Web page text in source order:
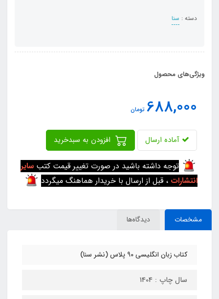
دسته : سنا
ویژگی‌های محصول
688,000 تومان
آماده ارسال
توجه داشته باشید در صورت تغییر قیمت کتب سایر
انتشارات ، قبل از ارسال با خریدار هماهنگ میگردد
مشخصات دیدگاه‌ها
کتاب زبان انگلیسی 90 پلاس (نشر سنا)
سال چاپ : 1404